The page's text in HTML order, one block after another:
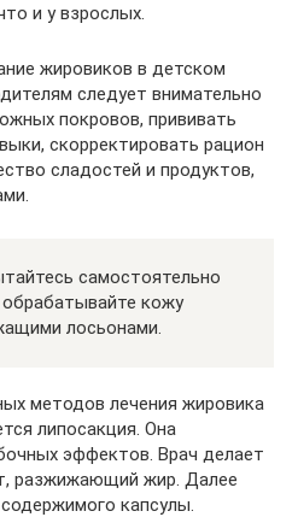
и у взрослых.
жировиков в детском
следует внимательно
покровов, прививать
скорректировать рацион
сладостей и продуктов,
самостоятельно
кожу
лосьонами.
методов лечения жировика
липосакция. Она
эффектов. Врач делает
разжижающий жир. Далее
капсулы.